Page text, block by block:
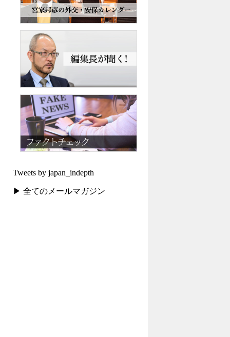
Tweets by japan_indepth
▶ 全てのメールマガジン